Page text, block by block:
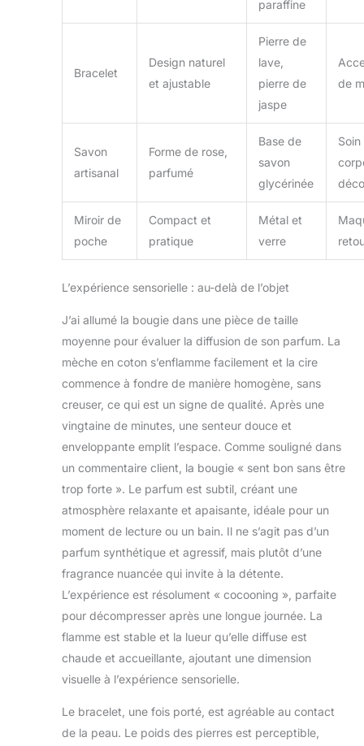
pas à le retourner
tout moment.
Soyez assuré, nous
nous engageons à
vous offrir la
solution la plus
paraffine
Bracelet
Design naturel
et ajustable
Pierre de
lave,
pierre de
jaspe
de
Savon
artisanal
Forme de rose,
parfumé
Base de
savon
glycérinée
Soin
Miroir de
poche
Compact et
pratique
Métal et
verre
L’expérience sensorielle : au-delà de l’objet
J’ai allumé la bougie dans une pièce de taille
moyenne pour évaluer la diffusion de son parfum. La
mèche en coton s’enflamme facilement et la cire
commence à fondre de manière homogène, sans
creuser, ce qui est un signe de qualité. Après une
vingtaine de minutes, une senteur douce et
enveloppante emplit l’espace. Comme souligné dans
un commentaire client, la bougie « sent bon sans être
trop forte ». Le parfum est subtil, créant une
atmosphère relaxante et apaisante, idéale pour un
moment de lecture ou un bain. Il ne s’agit pas d’un
parfum synthétique et agressif, mais plutôt d’une
fragrance nuancée qui invite à la détente.
L’expérience est résolument « cocooning », parfaite
pour décompresser après une longue journée. La
flamme est stable et la lueur qu’elle diffuse est
chaude et accueillante, ajoutant une dimension
visuelle à l’expérience sensorielle.
Le bracelet, une fois porté, est agréable au contact
de la peau. Le poids des pierres est perceptible,